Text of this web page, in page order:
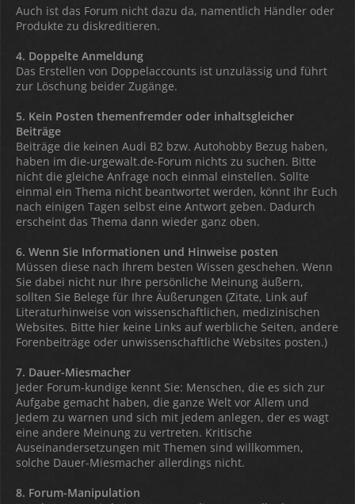
Auch ist das Forum nicht dazu da, namentlich Händler oder
Produkte zu diskreditieren.
4. Doppelte Anmeldung
Das Erstellen von Doppelaccounts ist unzulässig und führt
zur Löschung beider Zugänge.
5. Kein Posten themenfremder oder inhaltsgleicher
Beiträge
Beiträge die keinen Audi B2 bzw. Autohobby Bezug haben,
haben im die-urgewalt.de-Forum nichts zu suchen. Bitte
nicht die gleiche Anfrage noch einmal einstellen. Sollte
einmal ein Thema nicht beantwortet werden, könnt Ihr Euch
nach einigen Tagen selbst eine Antwort geben. Dadurch
erscheint das Thema dann wieder ganz oben.
6. Wenn Sie Informationen und Hinweise posten
Müssen diese nach Ihrem besten Wissen geschehen. Wenn
Sie dabei nicht nur Ihre persönliche Meinung äußern,
sollten Sie Belege für Ihre Äußerungen (Zitate, Link auf
Literaturhinweise von wissenschaftlichen, medizinischen
Websites. Bitte hier keine Links auf werbliche Seiten, andere
Forenbeiträge oder unwissenschaftliche Websites posten.)
7. Dauer-Miesmacher
Jeder Forum-kundige kennt Sie: Menschen, die es sich zur
Aufgabe gemacht haben, die ganze Welt vor Allem und
Jedem zu warnen und sich mit jedem anlegen, der es wagt
eine andere Meinung zu vertreten. Kritische
Auseinandersetzungen mit Themen sind willkommen,
solche Dauer-Miesmacher allerdings nicht.
8. Forum-Manipulation